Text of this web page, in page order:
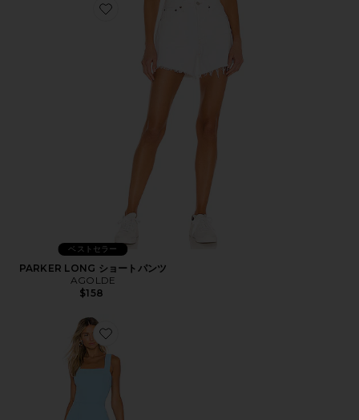
Favorite PARKER LONG ショートパンツ
ベストセラー
PARKER LONG ショートパンツ
AGOLDE
$158
Favorite ACE ミニドレス